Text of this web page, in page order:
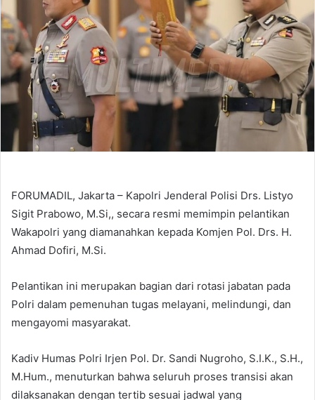
FORUMADIL, Jakarta – Kapolri Jenderal Polisi Drs. Listyo
Sigit Prabowo, M.Si,, secara resmi memimpin pelantikan
Wakapolri yang diamanahkan kepada Komjen Pol. Drs. H.
Ahmad Dofiri, M.Si.
Pelantikan ini merupakan bagian dari rotasi jabatan pada
Polri dalam pemenuhan tugas melayani, melindungi, dan
mengayomi masyarakat.
Kadiv Humas Polri Irjen Pol. Dr. Sandi Nugroho, S.I.K., S.H.,
M.Hum., menuturkan bahwa seluruh proses transisi akan
dilaksanakan dengan tertib sesuai jadwal yang